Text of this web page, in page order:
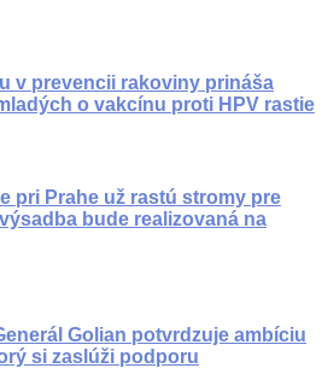
v prevencii rakoviny prináša
o vakcínu proti HPV rastie
pri Prahe už rastú stromy pre
bude realizovaná na
Golian potvrdzuje ambíciu
si zaslúži podporu